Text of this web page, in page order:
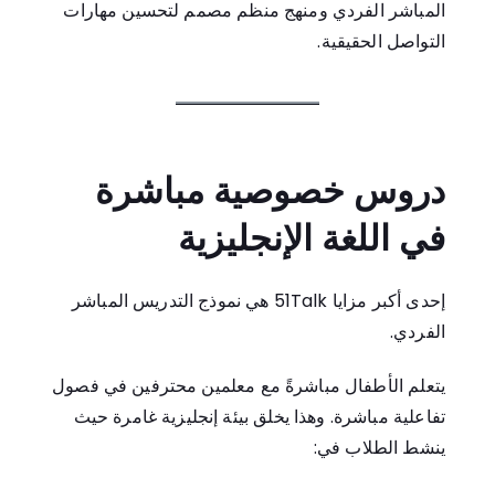
المباشر الفردي ومنهج منظم مصمم لتحسين مهارات
التواصل الحقيقية.
دروس خصوصية مباشرة
في اللغة الإنجليزية
إحدى أكبر مزايا 51Talk هي نموذج التدريس المباشر
الفردي.
يتعلم الأطفال مباشرةً مع معلمين محترفين في فصول
تفاعلية مباشرة. وهذا يخلق بيئة إنجليزية غامرة حيث
ينشط الطلاب في: